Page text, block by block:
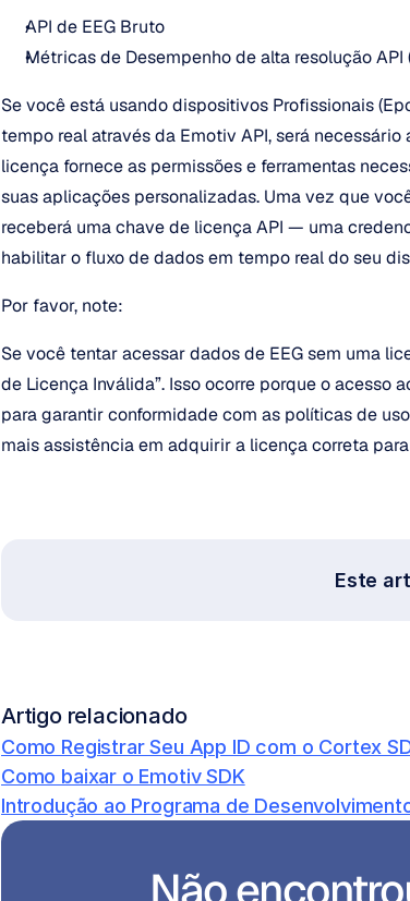
API de EEG Bruto
Métricas de Desempenho de alta resolução API
Se você está usando dispositivos Profissionais
tempo real através da Emotiv API, será
licença fornece as permissões e ferramentas
suas aplicações personalizadas. Uma vez que
receberá uma chave de licença API — uma
habilitar o fluxo de dados em tempo real do seu
Por favor, note:
Se você tentar acessar dados de EEG sem uma
de Licença Inválida”. Isso ocorre porque o acesso
para garantir conformidade com as políticas de
mais assistência em adquirir a licença correta
Este
Artigo relacionado
Como Registrar Seu App ID com o Cortex
Como baixar o Emotiv SDK
Introdução ao Programa de